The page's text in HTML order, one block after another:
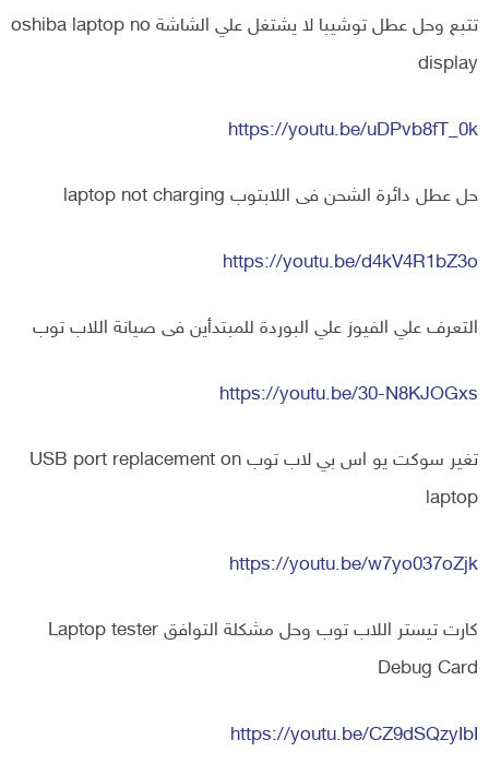
تتبع وحل عطل توشيبا لا يشتغل علي الشاشة oshiba laptop no
display
https://youtu.be/uDPvb8fT_0k
حل عطل دائرة الشحن فى اللابتوب laptop not charging
https://youtu.be/d4kV4R1bZ3o
التعرف علي الفيوز علي البوردة للمبتدأين فى صيانة اللاب توب
https://youtu.be/30-N8KJOGxs
تغير سوكت يو اس بي لاب توب USB port replacement on
laptop
https://youtu.be/w7yo037oZjk
كارت تيستر اللاب توب وحل مشكلة التوافق Laptop tester
Debug Card
https://youtu.be/CZ9dSQzyIbI